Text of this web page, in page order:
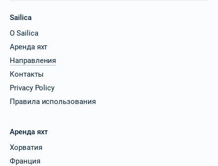
Sailica
О Sailica
Аренда яхт
Направления
Контакты
Privacy Policy
Правила использования
Аренда яхт
Хорватия
Франция